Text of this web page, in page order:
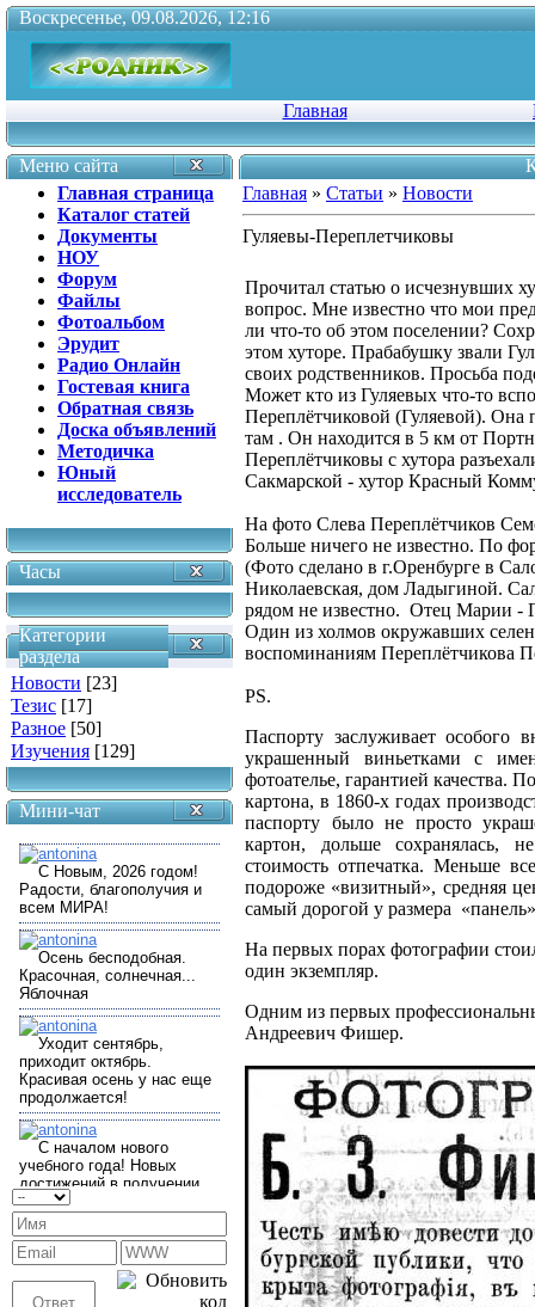
Воскресенье, 09.08.2026, 12:16
Главная
Меню сайта
Главная страница
Каталог статей
Документы
НОУ
Форум
Файлы
Фотоальбом
Эрудит
Радио Онлайн
Гостевая книга
Обратная связь
Доска объявлений
Методичка
Юный
исследователь
Часы
Категории
раздела
Новости [23]
Тезис [17]
Разное [50]
Изучения [129]
Мини-чат
Главная » Статьи » Новости
Гуляевы-Переплетчиковы
Прочитал статью о исчезнувших
вопрос. Мне известно что мои
ли что-то об этом поселении?
этом хуторе. Прабабушку звали
своих родственников. Просьба
Может кто из Гуляевых что-то
Переплётчиковой (Гуляевой).
там . Он находится в 5 км от
Переплётчиковы с хутора
Сакмарской - хутор Красный
На фото Слева Переплётчиков
Больше ничего не известно. По
(Фото сделано в г.Оренбурге в
Николаевская, дом Ладыгиной.
рядом не известно. Отец Марии -
Один из холмов окружавших
воспоминаниям Переплётчикова
PS.
Паспорту заслуживает особого
украшенный виньетками с
фотоателье, гарантией качества.
картона, в 1860-х годах
паспорту было не просто
картон, дольше сохранялась,
стоимость отпечатка. Меньше
подороже «визитный», средняя
самый дорогой у размера
На первых порах фотографии
один экземпляр.
Одним из первых
Андреевич Фишер.